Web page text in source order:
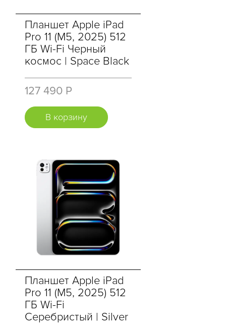
Планшет Apple iPad
Pro 11 (M5, 2025) 512
ГБ Wi-Fi Черный
космос | Space Black
127 490 Р
В корзину
Планшет Apple iPad
Pro 11 (M5, 2025) 512
ГБ Wi-Fi
Серебристый | Silver